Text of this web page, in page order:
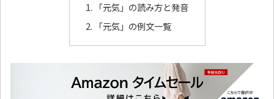
「元気」の読み方と発音
「元気」の例文一覧